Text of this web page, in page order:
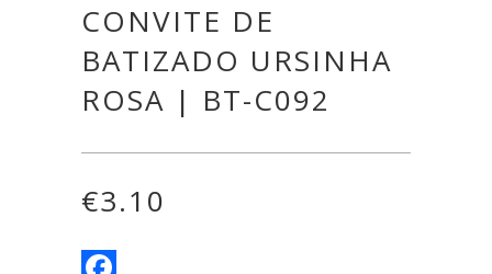
CONVITE DE
BATIZADO URSINHA
ROSA | BT-C092
€3.10